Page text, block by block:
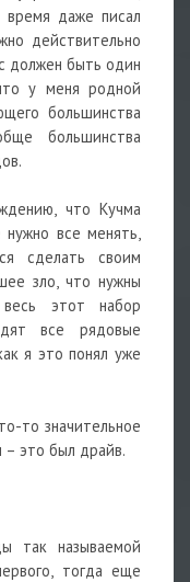
даже писал
действительно
должен быть один
у меня родной
большинства
большинства
что Кучма
нужно все менять,
сделать своим
зло, что нужны
этот набор
все рядовые
я это понял уже
то значительное
– это был драйв.
так называемой
тогда еще